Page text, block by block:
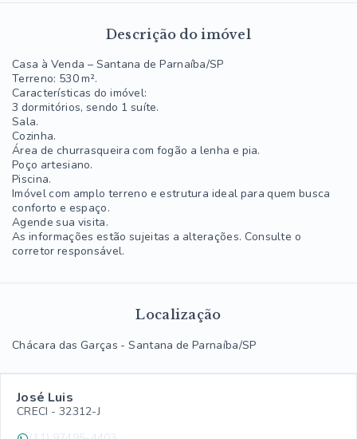
Descrição do imóvel
Casa à Venda – Santana de Parnaíba/SP
Terreno: 530 m².
Características do imóvel:
3 dormitórios, sendo 1 suíte.
Sala.
Cozinha.
Área de churrasqueira com fogão a lenha e pia.
Poço artesiano.
Piscina.
Imóvel com amplo terreno e estrutura ideal para quem busca
conforto e espaço.
Agende sua visita.
As informações estão sujeitas a alterações. Consulte o
corretor responsável.
Localização
Chácara das Garças - Santana de Parnaíba/SP
José Luis
CRECI - 32312-J